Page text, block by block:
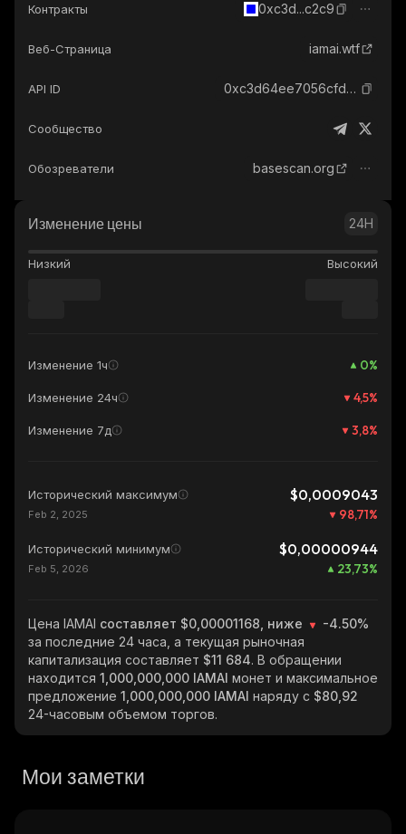
Контракты 0xc3d...c2c9
Веб-Страница iamai.wtf
API ID 0xc3d64ee7056cfd33c8382679773f8d6277e5c2c9_base
Сообщество
Обозреватели basescan.org
Изменение цены 24H
Низкий Высокий
Изменение 1ч 0%
Изменение 24ч 4,5%
Изменение 7д 3,8%
Исторический максимум $0,0009043
Feb 2, 2025 98,71%
Исторический минимум $0,00000944
Feb 5, 2026 23,73%
Цена IAMAI составляет $0,00001168, ниже
-4.50%
за последние 24 часа, а текущая рыночная
капитализация составляет $11 684. В обращении
находится 1,000,000,000 IAMAI монет и максимальное
предложение 1,000,000,000 IAMAI наряду с $80,92
24-часовым объемом торгов.
Мои заметки